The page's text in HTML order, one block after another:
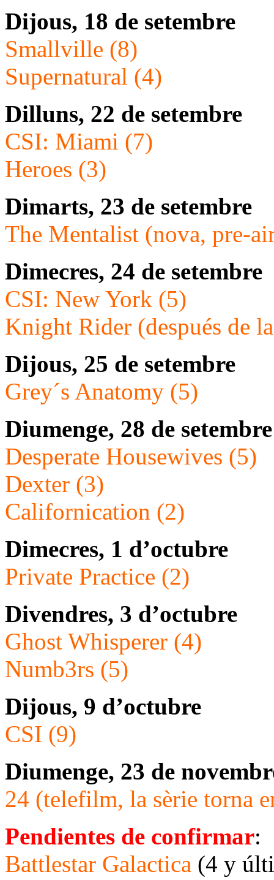
Dijous, 18 de setembre
Smallville (8)
Supernatural (4)
Dilluns, 22 de setembre
CSI: Miami (7)
Heroes (3)
Dimarts, 23 de setembre
The Mentalist (nova, pre-
Dimecres, 24 de setembre
CSI: New York (5)
Knight Rider (después de
Dijous, 25 de setembre
Grey´s Anatomy (5)
Diumenge, 28 de setembre
Desperate Housewives (5)
Dexter (3)
Californication (2)
Dimecres, 1 d’octubre
Private Practice (2)
Divendres, 3 d’octubre
Ghost Whisperer (4)
Numb3rs (5)
Dijous, 9 d’octubre
CSI (9)
Diumenge, 23 de
24 (telefilm, la sèrie torna
Pendientes de confirmar:
Battlestar Galactica (4 y